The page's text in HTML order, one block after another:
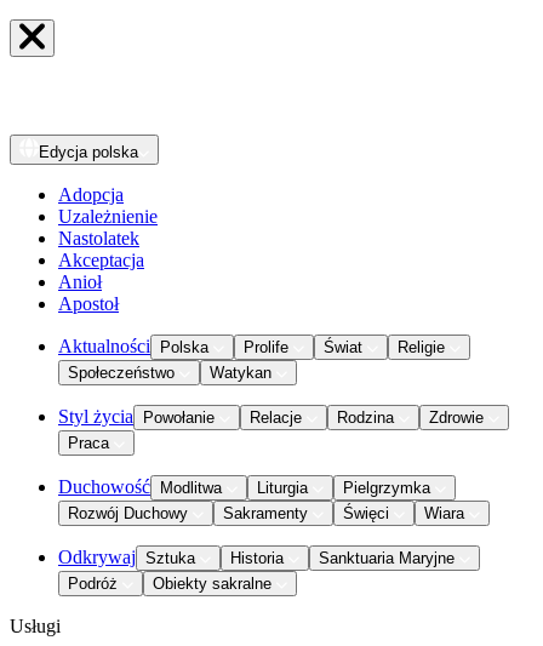
Edycja polska
Adopcja
Uzależnienie
Nastolatek
Akceptacja
Anioł
Apostoł
Aktualności Polska Prolife Świat
Religie
Społeczeństwo
Watykan
Styl życia Powołanie Relacje Rodzina
Zdrowie
Praca
Duchowość Modlitwa Liturgia
Pielgrzymka
Rozwój Duchowy
Sakramenty Święci Wiara
Odkrywaj Sztuka Historia
Sanktuaria Maryjne
Podróż
Obiekty sakralne
Usługi